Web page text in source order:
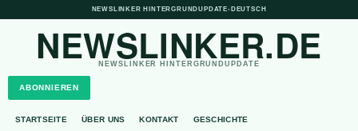
NEWSLINKER HINTERGRUNDUPDATE• DEUTSCH
NEWSLINKER.DE
NEWSLINKER HINTERGRUNDUPDATE
ABONNIEREN
STARTSEITE ÜBER UNS KONTAKT GESCHICHTE